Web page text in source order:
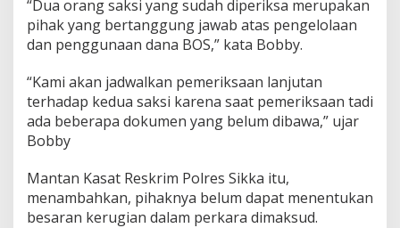
“Dua orang saksi yang sudah diperiksa merupakan
pihak yang bertanggung jawab atas pengelolaan
dan penggunaan dana BOS,” kata Bobby.
“Kami akan jadwalkan pemeriksaan lanjutan
terhadap kedua saksi karena saat pemeriksaan tadi
ada beberapa dokumen yang belum dibawa,” ujar
Bobby
Mantan Kasat Reskrim Polres Sikka itu,
menambahkan, pihaknya belum dapat menentukan
besaran kerugian dalam perkara dimaksud.